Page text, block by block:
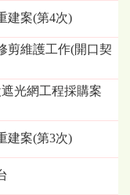
建案(第4次)
剪維護工作(開口契
光網工程採購案
建案(第3次)